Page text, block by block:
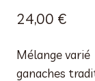
24,00 €
Mélange varié
ganaches